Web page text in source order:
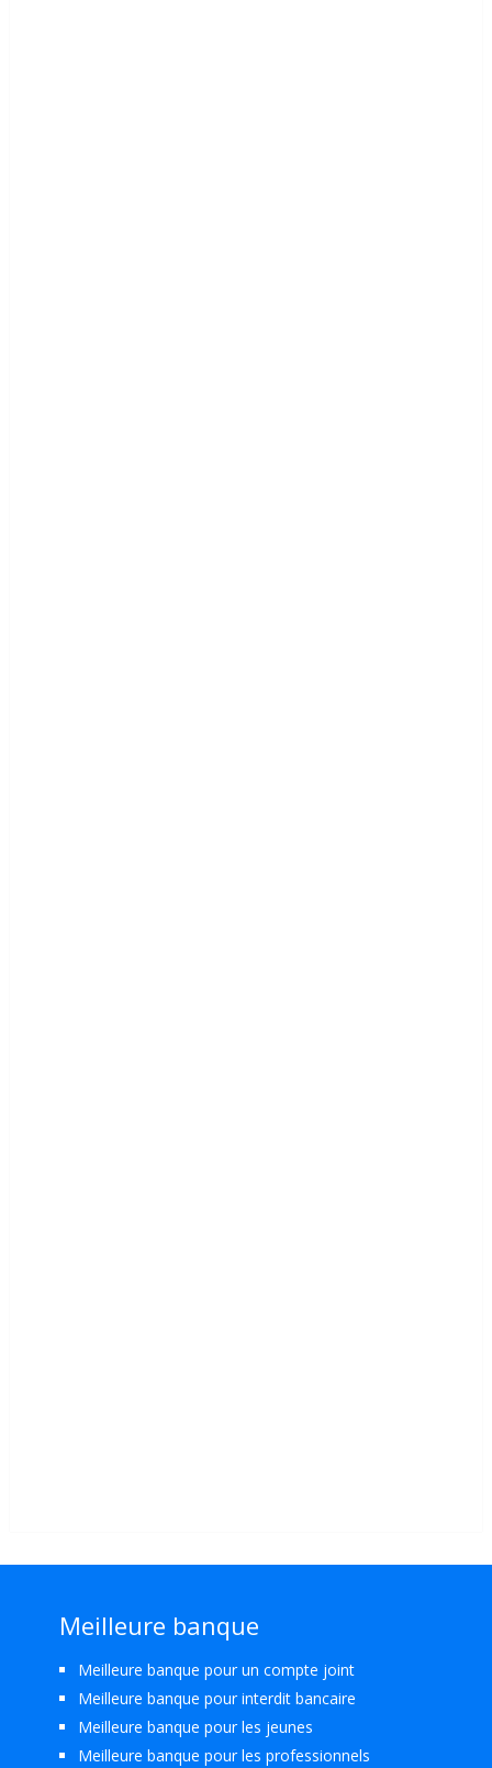
Meilleure banque
Meilleure banque pour un compte joint
Meilleure banque pour interdit bancaire
Meilleure banque pour les jeunes
Meilleure banque pour les professionnels